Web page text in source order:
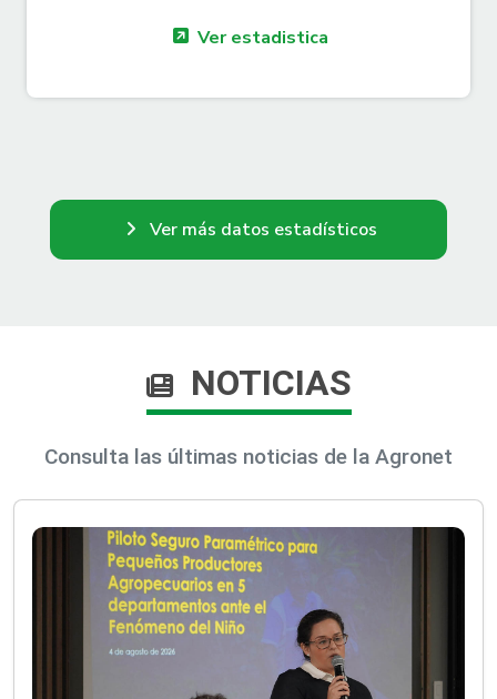
Ver estadistica
Ver más datos estadísticos
NOTICIAS
Consulta las últimas noticias de la Agronet